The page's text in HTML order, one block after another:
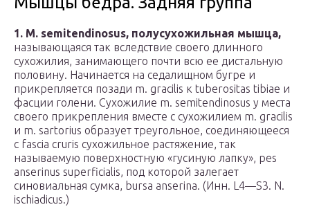
1. М. semitendinosus, полусухожильная мышца,
называющаяся так вследствие своего длинного
сухожилия, занимающего почти всю ее дистальную
половину. Начинается на седалищном бугре и
прикрепляется позади m. gracilis к tuberositas tibiae и
фасции голени. Сухожилие m. semitendinosus у места
своего прикрепления вместе с сухожилием m. gracilis
и m. sartorius образует треугольное, соединяющееся
с fascia cruris сухожильное растяжение, так
называемую поверхностную «гусиную лапку», pes
anserinus superficialis, под которой залегает
синовиальная сумка, bursa anserina. (Инн. L4—S3. N.
ischiadicus.)